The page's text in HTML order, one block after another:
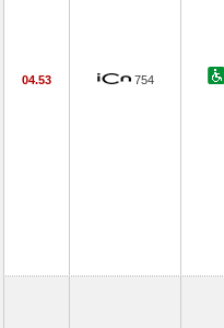
04.53 754